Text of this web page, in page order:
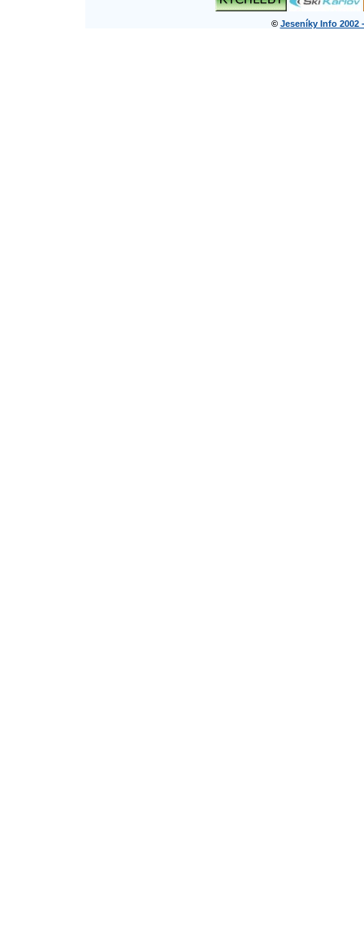
© Jeseníky Info 2002